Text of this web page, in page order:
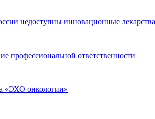
недоступны инновационные лекарства
профессиональной ответственности
«ЭХО онкологии»